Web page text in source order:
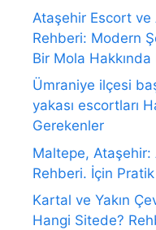
Ataşehir Escort ve
Rehberi: Modern
Bir Mola
Ümraniye ilçesi
yakası escortları
Gerekenler
Maltepe, Ataşehir:
Rehberi. İçin
Kartal ve Yakın
Hangi Sitede?